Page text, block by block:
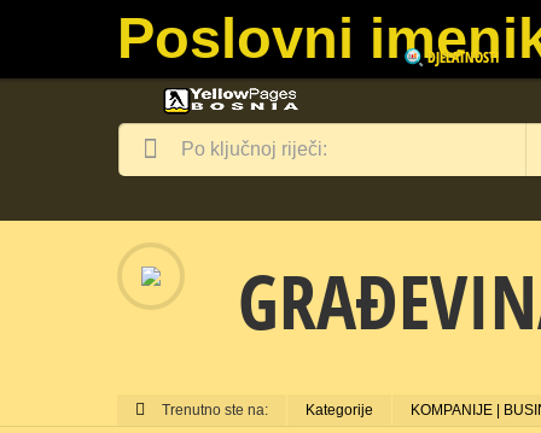
Poslovni DJELATNOSTI
Trenutno ste na: Kategorije KOMPANIJE |